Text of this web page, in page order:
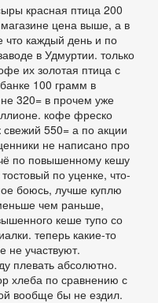
красная птица 200
цена выше, а в
что каждый день и по
в Удмуртии. только
их золотая птица с
100 грамм в
320= в прочем уже
кофе фреско
550= а по акции
не написано про
по повышенному кешу
по уценке, что-
боюсь, лучше куплю
чем раньше,
кеше тупо со
теперь какие-то
не участвуют.
плевать абсолютно.
хлеба по сравнению с
вообще бы не ездил.